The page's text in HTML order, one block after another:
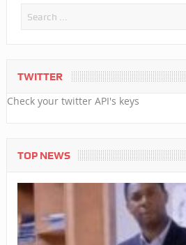
TWITTER
Check your twitter API's keys
TOP NEWS